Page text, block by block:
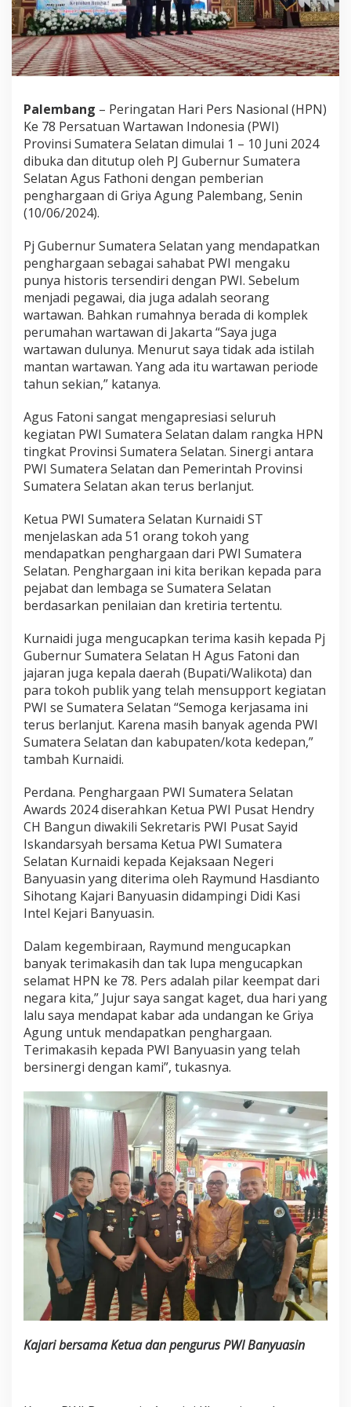
n
y
u
a
s
i
T
e
r
i
m
a
P
e
h
a
r
g
a
a
n
H
P
N
P
I
S
m
s
e
K
7
8
Palembang – Peringatan Hari Pers Nasional (HPN)
Ke 78 Persatuan Wartawan Indonesia (PWI)
Provinsi Sumatera Selatan dimulai 1 – 10 Juni 2024
dibuka dan ditutup oleh PJ Gubernur Sumatera
Selatan Agus Fathoni dengan pemberian
penghargaan di Griya Agung Palembang, Senin
(10/06/2024).
Pj Gubernur Sumatera Selatan yang mendapatkan
penghargaan sebagai sahabat PWI mengaku
punya historis tersendiri dengan PWI. Sebelum
menjadi pegawai, dia juga adalah seorang
wartawan. Bahkan rumahnya berada di komplek
perumahan wartawan di Jakarta “Saya juga
wartawan dulunya. Menurut saya tidak ada istilah
mantan wartawan. Yang ada itu wartawan periode
tahun sekian,” katanya.
Agus Fatoni sangat mengapresiasi seluruh
kegiatan PWI Sumatera Selatan dalam rangka HPN
tingkat Provinsi Sumatera Selatan. Sinergi antara
PWI Sumatera Selatan dan Pemerintah Provinsi
Sumatera Selatan akan terus berlanjut.
Ketua PWI Sumatera Selatan Kurnaidi ST
menjelaskan ada 51 orang tokoh yang
mendapatkan penghargaan dari PWI Sumatera
Selatan. Penghargaan ini kita berikan kepada para
pejabat dan lembaga se Sumatera Selatan
berdasarkan penilaian dan kretiria tertentu.
Kurnaidi juga mengucapkan terima kasih kepada Pj
Gubernur Sumatera Selatan H Agus Fatoni dan
jajaran juga kepala daerah (Bupati/Walikota) dan
para tokoh publik yang telah mensupport kegiatan
PWI se Sumatera Selatan “Semoga kerjasama ini
terus berlanjut. Karena masih banyak agenda PWI
Sumatera Selatan dan kabupaten/kota kedepan,”
tambah Kurnaidi.
Perdana. Penghargaan PWI Sumatera Selatan
Awards 2024 diserahkan Ketua PWI Pusat Hendry
CH Bangun diwakili Sekretaris PWI Pusat Sayid
Iskandarsyah bersama Ketua PWI Sumatera
Selatan Kurnaidi kepada Kejaksaan Negeri
Banyuasin yang diterima oleh Raymund Hasdianto
Sihotang Kajari Banyuasin didampingi Didi Kasi
Intel Kejari Banyuasin.
Dalam kegembiraan, Raymund mengucapkan
banyak terimakasih dan tak lupa mengucapkan
selamat HPN ke 78. Pers adalah pilar keempat dari
negara kita,” Jujur saya sangat kaget, dua hari yang
lalu saya mendapat kabar ada undangan ke Griya
Agung untuk mendapatkan penghargaan.
Terimakasih kepada PWI Banyuasin yang telah
bersinergi dengan kami”, tukasnya.
Kajari bersama Ketua dan pengurus PWI Banyuasin